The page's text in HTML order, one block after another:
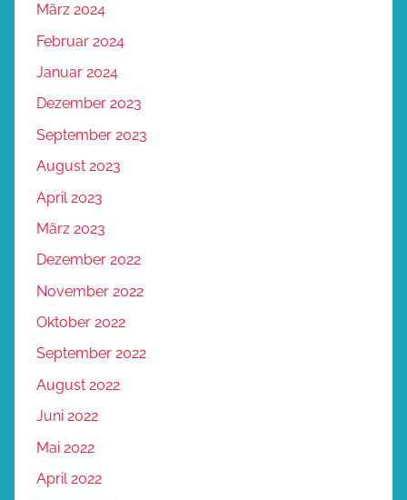
März 2024
Februar 2024
Januar 2024
Dezember 2023
September 2023
August 2023
April 2023
März 2023
Dezember 2022
November 2022
Oktober 2022
September 2022
August 2022
Juni 2022
Mai 2022
April 2022